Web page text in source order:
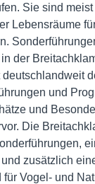
Sie sind
Lebensräume
der
und
und
Die
zusätzlich
Vogel- und